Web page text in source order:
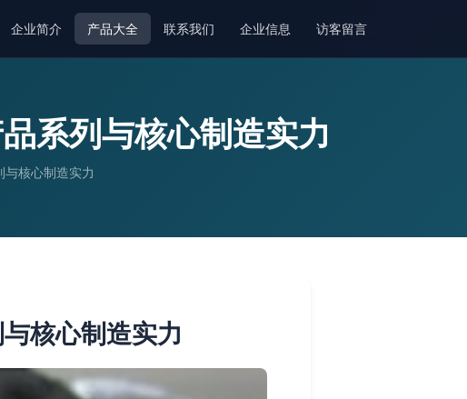
企业简介 产品大全 联系我们 企业信息 访客留言
系列与核心制造实力
核心制造实力
核心制造实力